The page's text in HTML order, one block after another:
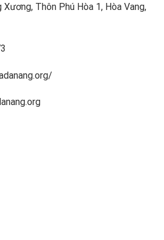
Thôn Phú Hòa 1, Hòa Vang,